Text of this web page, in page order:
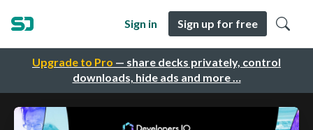
Upgrade to Pro — share decks privately, control
downloads, hide ads and more …
Sign in Sign up for free